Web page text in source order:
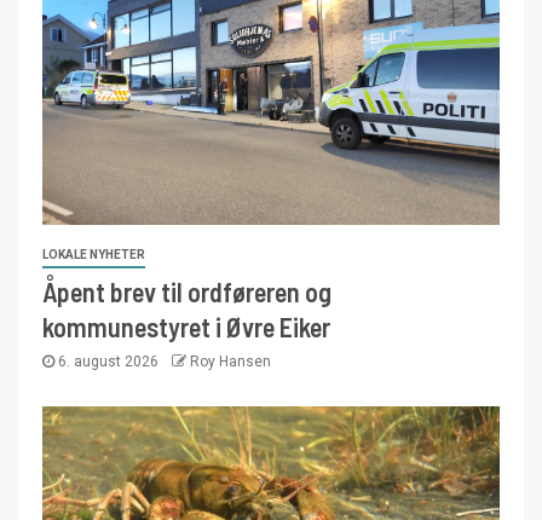
LOKALE NYHETER
Åpent brev til ordføreren og
kommunestyret i Øvre Eiker
6. august 2026 Roy Hansen